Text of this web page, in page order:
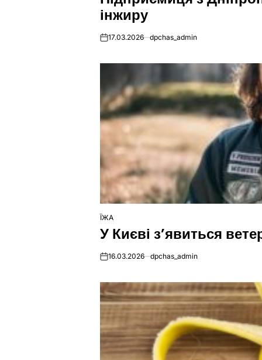
інжиру
on17.03.2026 dpchas_admin
ОПУБЛІКУВАТИ
У
ЇЖА
У Києві з’явиться
on16.03.2026 dpchas_admin